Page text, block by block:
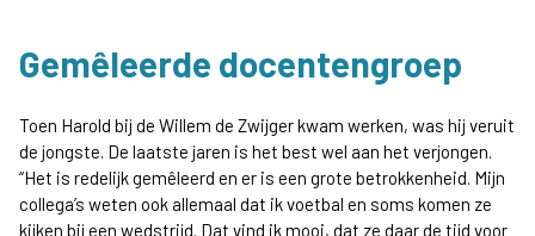
Gemêleerde docentengroep
Toen Harold bij de Willem de Zwijger kwam werken, was hij veruit
de jongste. De laatste jaren is het best wel aan het verjongen.
“Het is redelijk gemêleerd en er is een grote betrokkenheid. Mijn
collega’s weten ook allemaal dat ik voetbal en soms komen ze
kijken bij een wedstrijd. Dat vind ik mooi, dat ze daar de tijd voor